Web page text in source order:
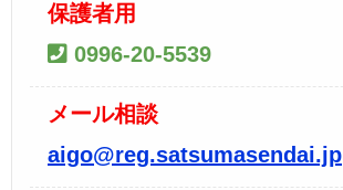
保護者用
0996-20-5539
メール相談
aigo@reg.satsumasendai.jp